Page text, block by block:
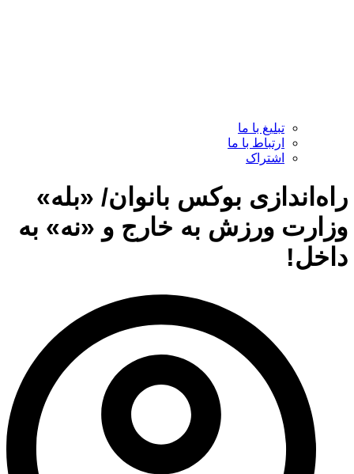
تبلیغ با ما
ارتباط با ما
اشتراک
راه‌اندازی بوکس بانوان/ «بله»
وزارت ورزش به خارج و «نه» به
داخل!